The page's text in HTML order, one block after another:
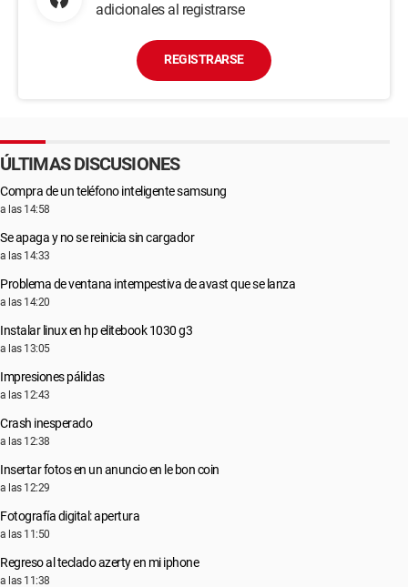
adicionales al registrarse
REGISTRARSE
ÚLTIMAS DISCUSIONES
Compra de un teléfono inteligente samsung
a las 14:58
Se apaga y no se reinicia sin cargador
a las 14:33
Problema de ventana intempestiva de avast que se lanza
a las 14:20
Instalar linux en hp elitebook 1030 g3
a las 13:05
Impresiones pálidas
a las 12:43
Crash inesperado
a las 12:38
Insertar fotos en un anuncio en le bon coin
a las 12:29
Fotografía digital: apertura
a las 11:50
Regreso al teclado azerty en mi iphone
a las 11:38